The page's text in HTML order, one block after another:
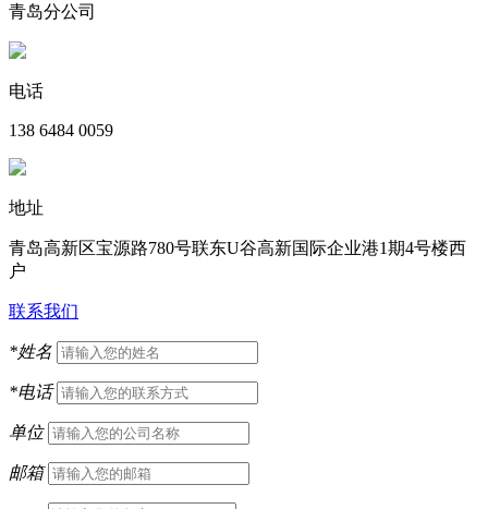
青岛分公司
电话
138 6484 0059
地址
青岛高新区宝源路780号联东U谷高新国际企业港1期4号楼西
户
联系我们
*姓名
*电话
单位
邮箱